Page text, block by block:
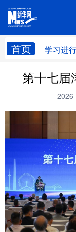
首页 学习进
学习进行时
台湾
科技
访谈
法律
食品
第十七届